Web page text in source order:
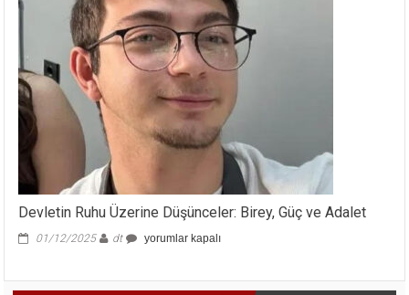
Devletin Ruhu Üzerine Düşünceler: Birey, Güç ve Adalet
01/12/2025 dt
Devletin
yorumlar kapalı